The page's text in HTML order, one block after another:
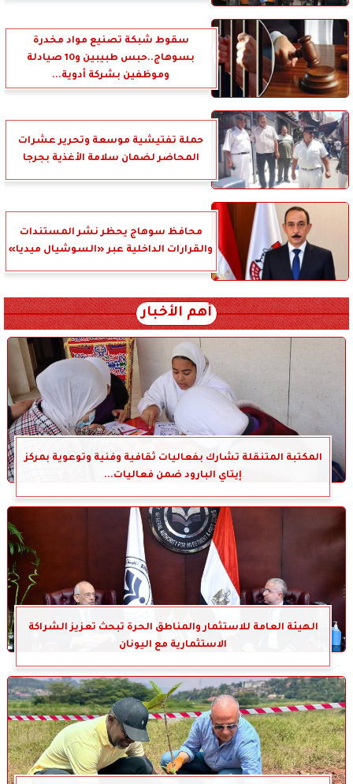
سقوط شبكة تصنيع مواد مخدرة
بسوهاج..حبس طبيبين و10 صيادلة
وموظفين بشركة أدوية...
حملة تفتيشية موسعة وتحرير عشرات
المحاضر لضمان سلامة الأغذية بجرجا
محافظ سوهاج يحظر نشر المستندات
والقرارات الداخلية عبر «السوشيال ميديا»
أهم الأخبار
المكتبة المتنقلة تشارك بفعاليات ثقافية وفنية وتوعوية بمركز
إيتاي البارود ضمن فعاليات...
الهيئة العامة للاستثمار والمناطق الحرة تبحث تعزيز الشراكة
الاستثمارية مع اليونان